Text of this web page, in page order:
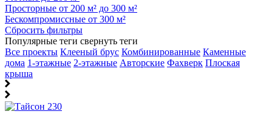
Просторные от 200 м² до 300 м²
Бескомпромиссные от 300 м²
Сбросить фильтры
Популярные теги свернуть теги
Все проекты Клееный брус Комбинированные Каменные
дома 1-этажные 2-этажные Авторские Фахверк Плоская
крыша